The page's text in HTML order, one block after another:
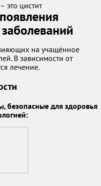
это цистит
на учащённое
В зависимости от
лечение.
безопасные для здоровья